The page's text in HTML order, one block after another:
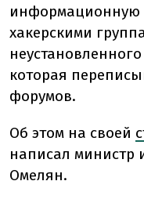
информационную
хакерскими
которая
форумов.
Об этом на своей
написал министр
Омелян.